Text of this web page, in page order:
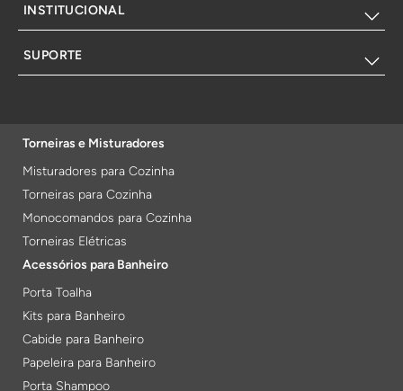
INSTITUCIONAL
SUPORTE
Torneiras e Misturadores
Misturadores para Cozinha
Torneiras para Cozinha
Monocomandos para Cozinha
Torneiras Elétricas
Acessórios para Banheiro
Porta Toalha
Kits para Banheiro
Cabide para Banheiro
Papeleira para Banheiro
Porta Shampoo